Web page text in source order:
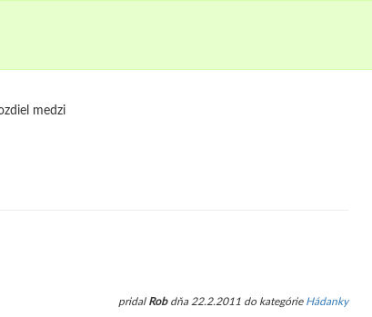
medzi
pridal Robdňa 22.2.2011 do kategórie Hádanky